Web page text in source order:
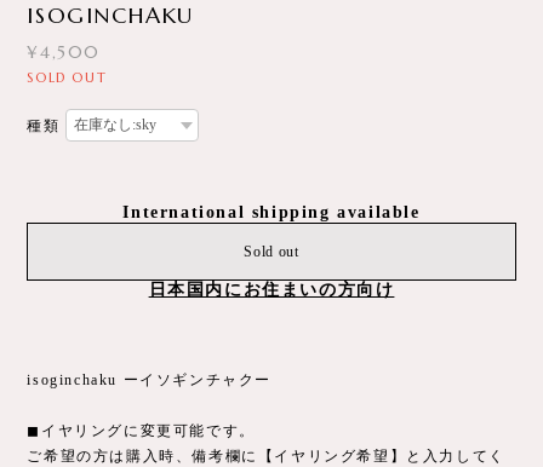
ISOGINCHAKU
¥4,500
SOLD OUT
種類
International shipping available
Sold out
日本国内にお住まいの方向け
isoginchaku ーイソギンチャクー
◼︎イヤリングに変更可能です。
ご希望の方は購入時、備考欄に【イヤリング希望】と入力してく